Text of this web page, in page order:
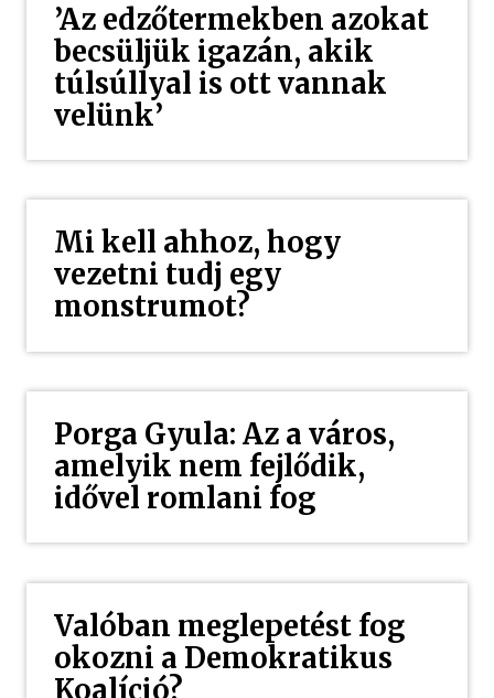
’Az edzőtermekben azokat
becsüljük igazán, akik
túlsúllyal is ott vannak
velünk’
Mi kell ahhoz, hogy
vezetni tudj egy
monstrumot?
Porga Gyula: Az a város,
amelyik nem fejlődik,
idővel romlani fog
Valóban meglepetést fog
okozni a Demokratikus
Koalíció?